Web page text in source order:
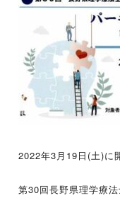
2022年3月19日(土)に
第30回長野県理学療